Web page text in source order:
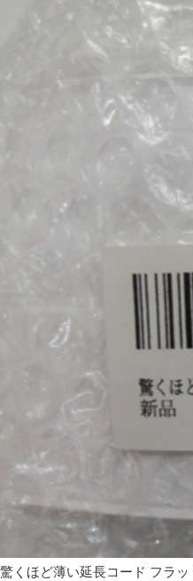
驚くほど薄い延長コード フラ